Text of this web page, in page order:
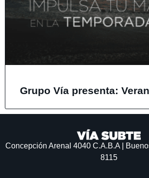
Grupo Vía presenta:
Concepción Arenal 4040C.A.B.A |
8115